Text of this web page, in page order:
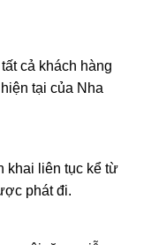
cả khách hàng
tại của Nha
khai liên tục kể từ
phát đi.